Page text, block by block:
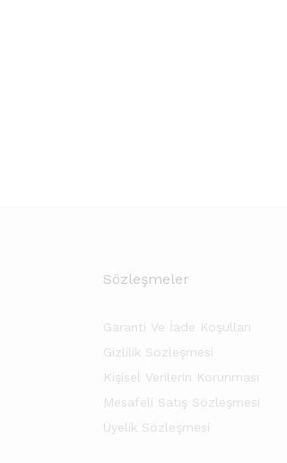
Sözleşmeler
Garanti Ve İade Koşulları
Gizlilik Sözleşmesi
Kişisel Verilerin Korunması
Mesafeli Satış Sözleşmesi
Üyelik Sözleşmesi